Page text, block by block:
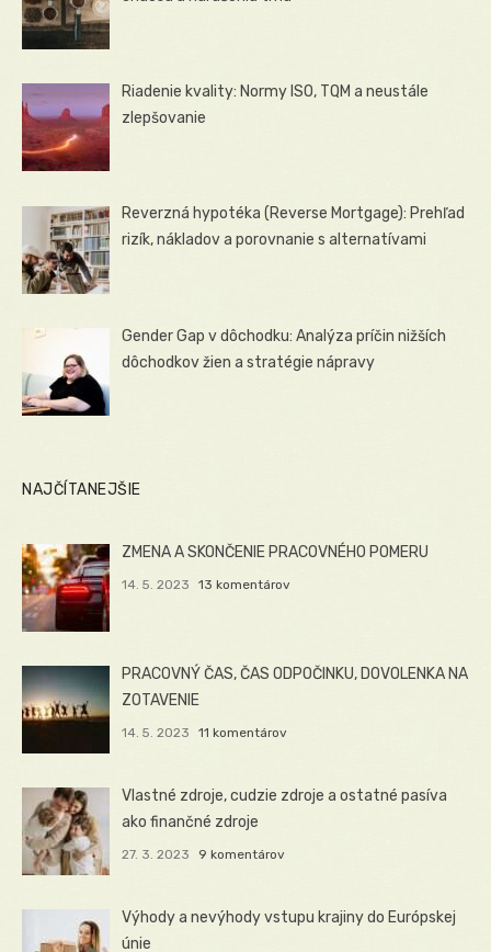
Riadenie kvality: Normy ISO, TQM a neustále
zlepšovanie
Reverzná hypotéka (Reverse Mortgage): Prehľad
rizík, nákladov a porovnanie s alternatívami
Gender Gap v dôchodku: Analýza príčin nižších
dôchodkov žien a stratégie nápravy
NAJČÍTANEJŠIE
ZMENA A SKONČENIE PRACOVNÉHO POMERU
14. 5. 2023 13 komentárov
PRACOVNÝ ČAS, ČAS ODPOČINKU, DOVOLENKA NA
ZOTAVENIE
14. 5. 2023 11 komentárov
Vlastné zdroje, cudzie zdroje a ostatné pasíva
ako finančné zdroje
27. 3. 2023 9 komentárov
Výhody a nevýhody vstupu krajiny do Európskej
únie